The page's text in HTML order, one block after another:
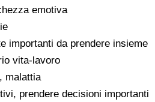
emotiva
importanti da prendere insieme
vita-lavoro
malattia
prendere decisioni importanti